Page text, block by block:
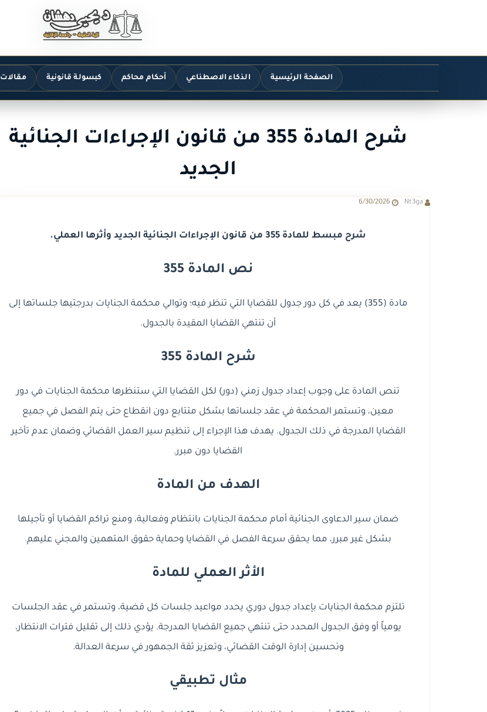
الصفحة الرئيسية الذكاء الاصطناعي أحكام محاكم كبسولة قانونية مقالات
شرح المادة 355 من قانون الإجراءات الجنائية
الجديد
Nt3ga
6/30/2026
شرح مبسط للمادة 355 من قانون الإجراءات الجنائية الجديد وأثرها العملي.
نص المادة 355
مادة (355) يعد في كل دور جدول للقضايا التي تنظر فيه؛ وتوالي محكمة الجنايات بدرجتيها جلساتها إلى
أن تنتهي القضايا المقيدة بالجدول.
شرح المادة 355
تنص المادة على وجوب إعداد جدول زمني (دور) لكل القضايا التي ستنظرها محكمة الجنايات في دور
معين، وتستمر المحكمة في عقد جلساتها بشكل متتابع دون انقطاع حتى يتم الفصل في جميع
القضايا المدرجة في ذلك الجدول. يهدف هذا الإجراء إلى تنظيم سير العمل القضائي وضمان عدم تأخير
القضايا دون مبرر.
الهدف من المادة
ضمان سير الدعاوى الجنائية أمام محكمة الجنايات بانتظام وفعالية، ومنع تراكم القضايا أو تأجيلها
بشكل غير مبرر، مما يحقق سرعة الفصل في القضايا وحماية حقوق المتهمين والمجني عليهم.
الأثر العملي للمادة
تلتزم محكمة الجنايات بإعداد جدول دوري يحدد مواعيد جلسات كل قضية، وتستمر في عقد الجلسات
يومياً أو وفق الجدول المحدد حتى تنتهي جميع القضايا المدرجة. يؤدي ذلك إلى تقليل فترات الانتظار،
وتحسين إدارة الوقت القضائي، وتعزيز ثقة الجمهور في سرعة العدالة.
مثال تطبيقي